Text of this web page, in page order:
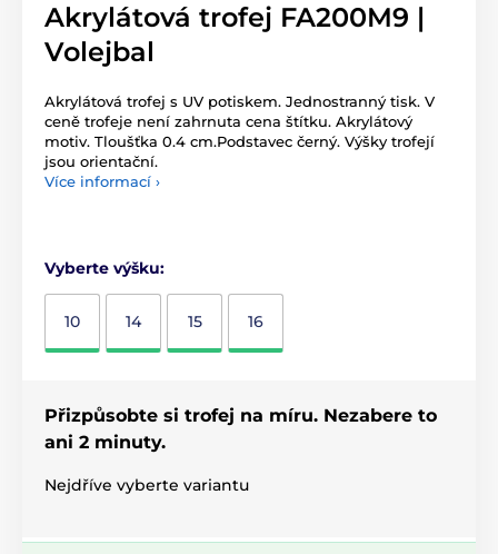
Akrylátová trofej FA200M9 |
Volejbal
Akrylátová trofej s UV potiskem. Jednostranný tisk. V
ceně trofeje není zahrnuta cena štítku. Akrylátový
motiv. Tloušťka 0.4 cm.Podstavec černý. Výšky trofejí
jsou orientační.
Více informací ›
Vyberte výšku:
10 14 15 16
Přizpůsobte si trofej na míru. Nezabere to
ani 2 minuty.
Nejdříve vyberte variantu